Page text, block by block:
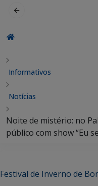
Informativos
Notícias
Noite de mistério: no
público com show “Eu
Festival de Inverno de